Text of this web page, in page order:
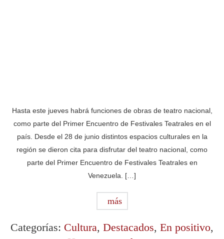
Hasta este jueves habrá funciones de obras de teatro nacional,
como parte del Primer Encuentro de Festivales Teatrales en el
país. Desde el 28 de junio distintos espacios culturales en la
región se dieron cita para disfrutar del teatro nacional, como
parte del Primer Encuentro de Festivales Teatrales en
Venezuela. […]
más
Categorías: Cultura, Destacados, En positivo,